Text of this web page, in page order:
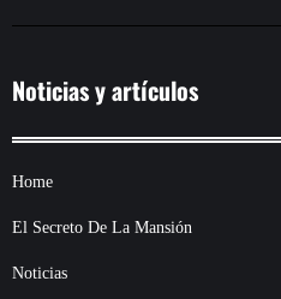
Noticias y artículos
Home
El Secreto De La Mansión
Noticias